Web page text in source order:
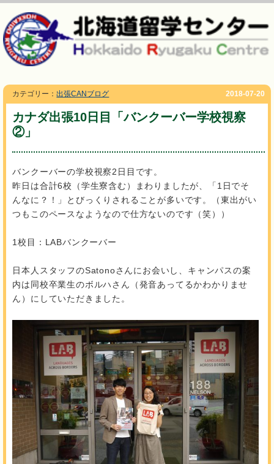
カテゴリー：出張CANブログ 2018-07-20
カナダ出張10日目「バンクーバー学校視察
②」
バンクーバーの学校視察2日目です。
昨日は合計6校（学生寮含む）まわりましたが、「1日でそ
んなに？！」とびっくりされることが多いです。（東出がい
つもこのペースなようなので仕方ないのです（笑））
1校目：LABバンクーバー
日本人スタッフのSatonoさんにお会いし、キャンパスの案
内は同校卒業生のボルハさん（発音あってるかわかりませ
ん）にしていただきました。